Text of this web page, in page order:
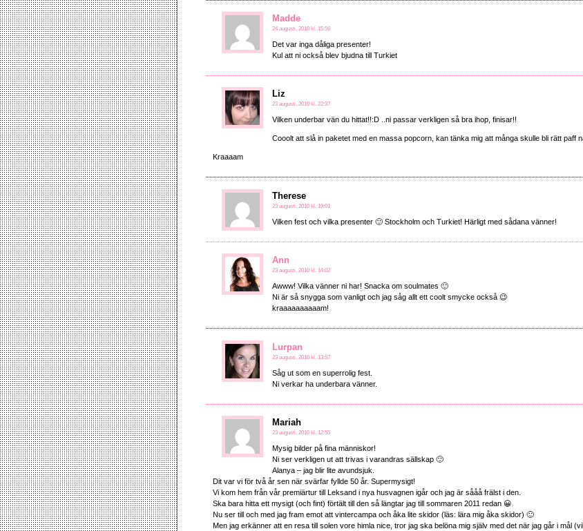
Madde
24 augusti, 2010 kl. 15:56
Det var inga dåliga presenter!
Kul att ni också blev bjudna till Turkiet
Liz
23 augusti, 2010 kl. 22:37
Vilken underbar vän du hittat!!:D ..ni passar verkligen så bra ihop, finisar!!
Cooolt att slå in paketet med en massa popcorn, kan tänka mig att många skulle bli rätt paff
Kraaaam
Therese
23 augusti, 2010 kl. 19:01
Vilken fest och vilka presenter 🙂 Stockholm och Turkiet! Härligt med sådana vänner!
Ann
23 augusti, 2010 kl. 14:02
Awww! Vilka vänner ni har! Snacka om soulmates 🙂
Ni är så snygga som vanligt och jag såg allt ett coolt smycke också 😉
kraaaaaaaaaam!
Lurpan
23 augusti, 2010 kl. 13:57
Såg ut som en superrolig fest.
Ni verkar ha underbara vänner.
Mariah
23 augusti, 2010 kl. 12:55
Mysig bilder på fina människor!
Ni ser verkligen ut att trivas i varandras sällskap 🙂
Alanya – jag blir lite avundsjuk.
Dit var vi för två år sen när svärfar fyllde 50 år. Supermysigt!
Vi kom hem från vår premiärtur till Leksand i nya husvagnen igår och jag är sååå frälst i den.
Ska bara hitta ett mysigt (och fint) förtält till den så längtar jag till sommaren 2011 redan 😀
Nu ser till och med jag fram emot att vintercampa och åka lite skidor (läs: lära mig åka skidor) 🙂
Men jag erkänner att en resa till solen vore himla nice, tror jag ska belöna mig själv med det när jag går i mål